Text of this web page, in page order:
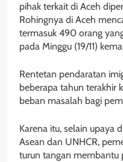
pihak terkait di Aceh
Rohingnya di Aceh
termasuk 490 orang
pada Minggu (19/11)
Rentetan pendaratan
beberapa tahun terakhir
beban masalah bagi
Karena itu, selain upaya
Asean dan UNHCR,
turun tangan membantu